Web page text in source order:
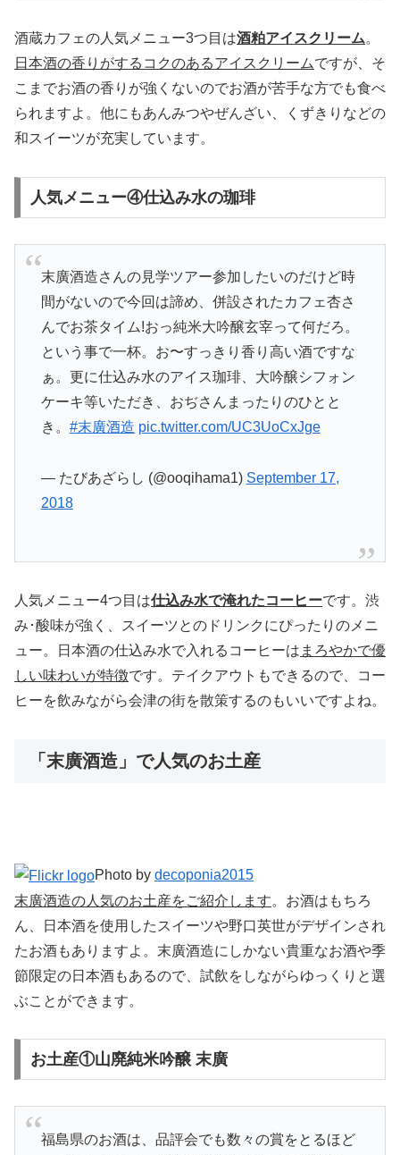
酒蔵カフェの人気メニュー3つ目は酒粕アイスクリーム。
日本酒の香りがするコクのあるアイスクリームですが、そ
こまでお酒の香りが強くないのでお酒が苦手な方でも食べ
られますよ。他にもあんみつやぜんざい、くずきりなどの
和スイーツが充実しています。
人気メニュー④仕込み水の珈琲
末廣酒造さんの見学ツアー参加したいのだけど時
間がないので今回は諦め、併設されたカフェ杏さ
んでお茶タイム!おっ純米大吟醸玄宰って何だろ。
という事で一杯。お〜すっきり香り高い酒ですな
ぁ。更に仕込み水のアイス珈琲、大吟醸シフォン
ケーキ等いただき、おぢさんまったりのひとと
き。 #末廣酒造 pic.twitter.com/UC3UoCxJge
— たびあざらし (@ooqihama1) September 17,
2018
人気メニュー4つ目は仕込み水で淹れたコーヒーです。渋
み･酸味が強く、スイーツとのドリンクにぴったりのメニ
ュー。日本酒の仕込み水で入れるコーヒーは まろやかで優
しい味わいが特徴です。テイクアウトもできるので、コー
ヒーを飲みながら会津の街を散策するのもいいですよね。
「末廣酒造」で人気のお土産
Photo by decoponia2015
末廣酒造の人気のお土産をご紹介します。お酒はもちろ
ん、日本酒を使用したスイーツや野口英世がデザインされ
たお酒もありますよ。末廣酒造にしかない貴重なお酒や季
節限定の日本酒もあるので、試飲をしながらゆっくりと選
ぶことができます。
お土産①山廃純米吟醸 末廣
福島県のお酒は、品評会でも数々の賞をとるほど